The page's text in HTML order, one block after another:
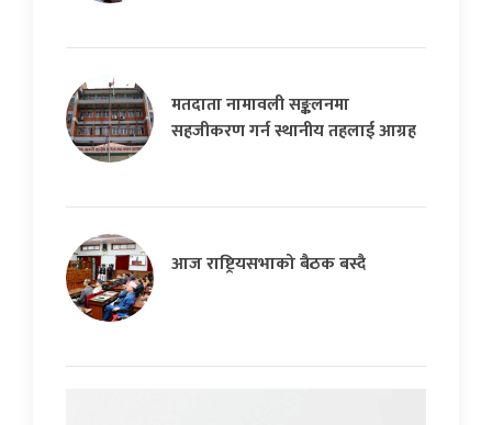
मतदाता नामावली सङ्कलनमा
सहजीकरण गर्न स्थानीय तहलाई आग्रह
आज राष्ट्रियसभाको बैठक बस्दै